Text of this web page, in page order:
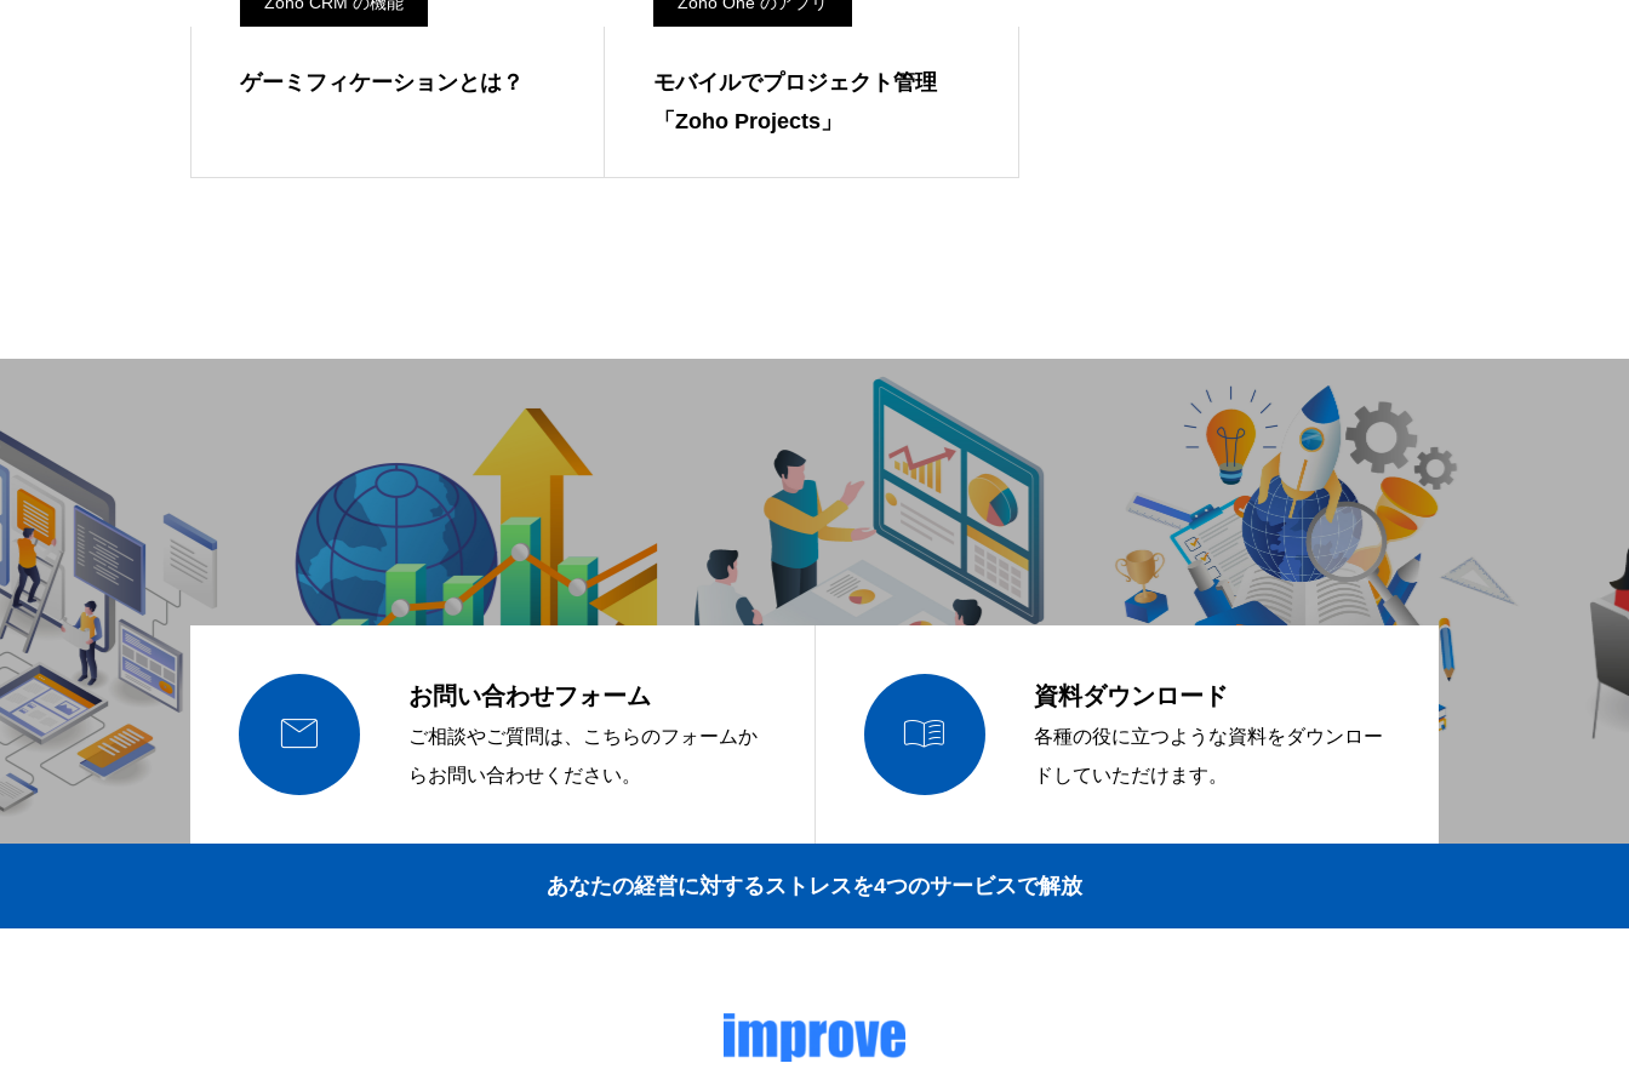
ゲーミフィケーションとは？
モバイルでプロジェクト管理
「Zoho Projects」

お問い合わせフォーム
ご相談やご質問は、こちらのフォームか
らお問い合わせください。

資料ダウンロード
各種の役に立つような資料をダウンロー
ドしていただけます。
あなたの経営に対するストレスを4つのサービスで解放